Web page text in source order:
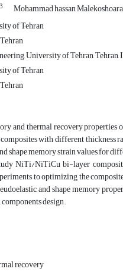
3 Mohammad hassan
of Tehran
University of Tehran, Tehran,
of Tehran
and thermal recovery
with different thickness
shape memory strain values for
NiTi/NiTiCu bi-layer
to optimizing the
and shape memory
design.
recovery